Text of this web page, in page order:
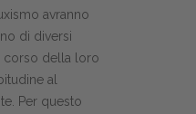
avranno
di diversi
corso della loro
al
Per questo